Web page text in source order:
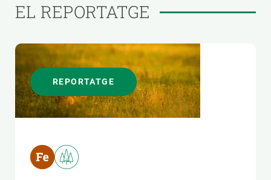
EL REPORTATGE
REPORTATGE